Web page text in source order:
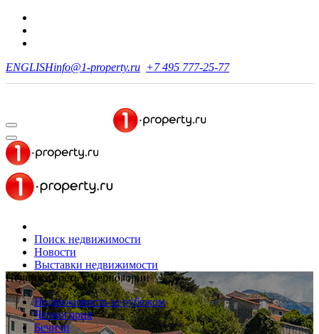
ENGLISHinfo@1-property.ru +7 495 777-25-77
Поиск недвижимости
Новости
Выставки недвижимости
Недвижимость в Черногории
Недвижимость за рубежом
Черногория
Бечичи